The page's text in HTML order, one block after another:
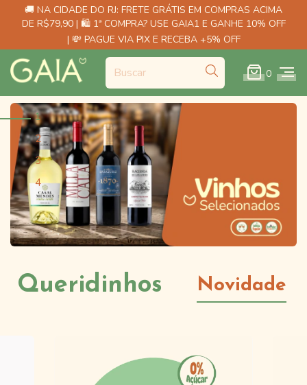
🚚 NA CIDADE DO RJ: FRETE GRÁTIS EM COMPRAS ACIMA
DE R$79,90 | 🛍️ 1ª COMPRA? USE GAIA1 E GANHE 10% OFF
| 💸 PAGUE VIA PIX E RECEBA +5% OFF
0
1
2
3
4
Queridinhos Novidade